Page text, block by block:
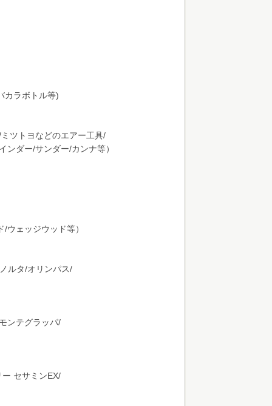
カラボトル等)
ツトヨなどのエアー工具/
ダー/サンダー/カンナ等）
ウェッジウッド等）
ルタ/オリンパス/
ンテグラッパ/
セサミンEX/